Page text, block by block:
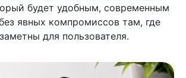
будет удобным, современным
явных компромиссов там, где
для пользователя.